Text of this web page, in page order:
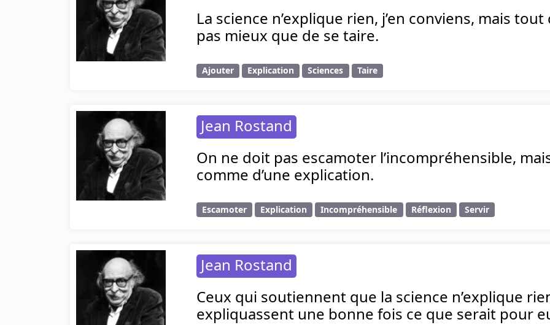
La science n’explique rien, j’en conviens, mais
pas mieux que de se taire.
Ajouter Explication Sciences Taire
Jean Rostand
On ne doit pas escamoter l’incompréhensible,
comme d’une explication.
Escamoter Explication Incompréhensible Réflexion Servir
Jean Rostand
Ceux qui soutiennent que la science n’explique
expliquassent une bonne fois ce que serait pour